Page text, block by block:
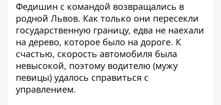
Федишин с командой возвращались в
родной Львов. Как только они пересекли
государственную границу, едва не наехали
на дерево, которое было на дороге. К
счастью, скорость автомобиля была
невысокой, поэтому водителю (мужу
певицы) удалось справиться с
управлением.